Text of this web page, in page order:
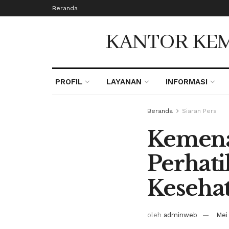
Beranda
KANTOR
PROFIL LAYANAN INFORMASI
Beranda Siaran Pers
oleh adminweb